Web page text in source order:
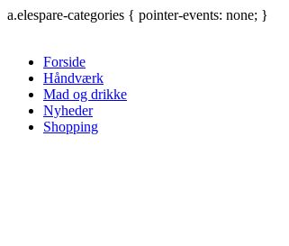
a.elespare-categories { pointer-events: none; }
Forside
Håndværk
Mad og drikke
Nyheder
Shopping